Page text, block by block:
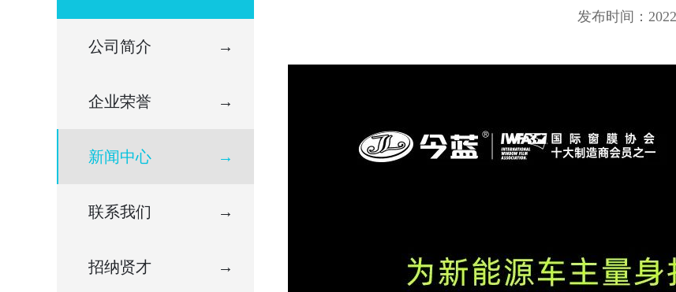
公司简介 →
企业荣誉 →
新闻中心 →
联系我们 →
招纳贤才 →
发布时间：